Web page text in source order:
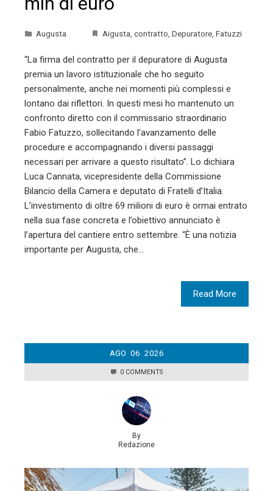
Augusta Aigusta contratto Depuratore Fatuzzi
“La firma del contratto per il depuratore di Augusta
premia un lavoro istituzionale che ho seguito
personalmente, anche nei momenti più complessi e
lontano dai riflettori. In questi mesi ho mantenuto un
confronto diretto con il commissario straordinario
Fabio Fatuzzo, sollecitando l’avanzamento delle
procedure e accompagnando i diversi passaggi
necessari per arrivare a questo risultato”. Lo dichiara
Luca Cannata, vicepresidente della Commissione
Bilancio della Camera e deputato di Fratelli d’Italia.
L’investimento di oltre 69 milioni di euro è ormai entrato
nella sua fase concreta e l’obiettivo annunciato è
l’apertura del cantiere entro settembre. “È una notizia
importante per Augusta, che…
Read More
AGO 06 2026
0 COMMENTS
By
Redazione